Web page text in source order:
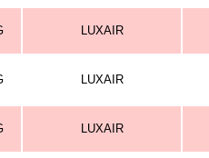
LUXAIR
LUXAIR
LUXAIR